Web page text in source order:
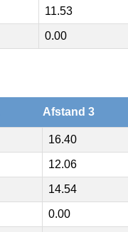
11.53
0.00
Afstand 3
16.40
12.06
14.54
0.00